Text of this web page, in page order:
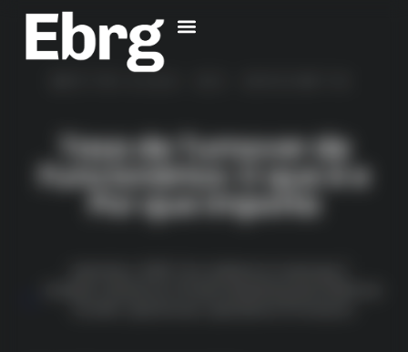
Taxa de Turnover de
Funcionários: O que é e
Por que Importa